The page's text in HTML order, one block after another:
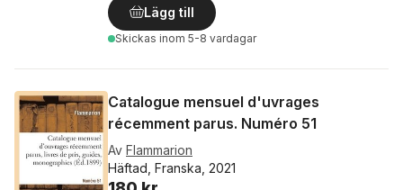
Lägg till
Skickas inom 5-8 vardagar
Catalogue mensuel d'uvrages
récemment parus. Numéro 51
Av Flammarion
Häftad, Franska, 2021